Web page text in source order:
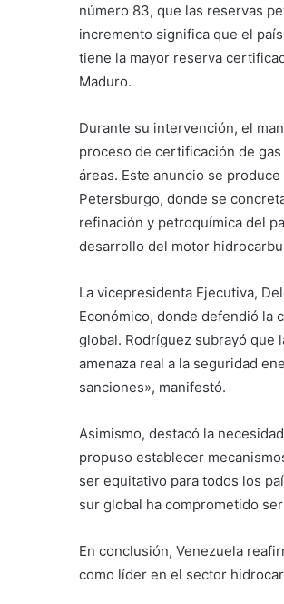
número 83, que las reservas
incremento significa que el
tiene la mayor reserva
Maduro.
Durante su intervención, el
proceso de certificación de
áreas. Este anuncio se
Petersburgo, donde se
refinación y petroquímica del
desarrollo del motor
La vicepresidenta Ejecutiva,
Económico, donde defendió la
global. Rodríguez subrayó que
amenaza real a la seguridad
sanciones», manifestó.
Asimismo, destacó la
propuso establecer
ser equitativo para todos los
sur global ha comprometido
En conclusión, Venezuela
como líder en el sector